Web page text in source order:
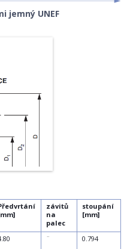
jemný UNEF
závitů
na
palec
stoupání
[mm]
¨ 0.794